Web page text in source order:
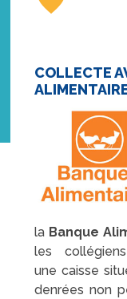
COLLECTE
la Banque
les
une caisse
denrées non